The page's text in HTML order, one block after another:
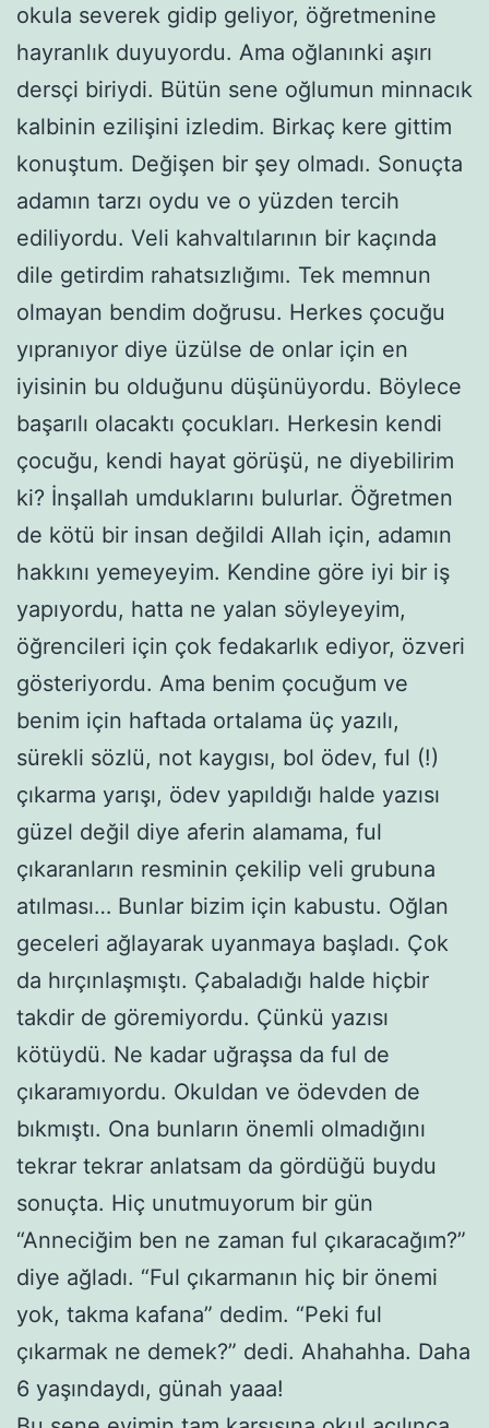
okula severek gidip geliyor, öğretmenine
hayranlık duyuyordu. Ama oğlanınki aşırı
dersçi biriydi. Bütün sene oğlumun minnacık
kalbinin ezilişini izledim. Birkaç kere gittim
konuştum. Değişen bir şey olmadı. Sonuçta
adamın tarzı oydu ve o yüzden tercih
ediliyordu. Veli kahvaltılarının bir kaçında
dile getirdim rahatsızlığımı. Tek memnun
olmayan bendim doğrusu. Herkes çocuğu
yıpranıyor diye üzülse de onlar için en
iyisinin bu olduğunu düşünüyordu. Böylece
başarılı olacaktı çocukları. Herkesin kendi
çocuğu, kendi hayat görüşü, ne diyebilirim
ki? İnşallah umduklarını bulurlar. Öğretmen
de kötü bir insan değildi Allah için, adamın
hakkını yemeyeyim. Kendine göre iyi bir iş
yapıyordu, hatta ne yalan söyleyeyim,
öğrencileri için çok fedakarlık ediyor, özveri
gösteriyordu. Ama benim çocuğum ve
benim için haftada ortalama üç yazılı,
sürekli sözlü, not kaygısı, bol ödev, ful (!)
çıkarma yarışı, ödev yapıldığı halde yazısı
güzel değil diye aferin alamama, ful
çıkaranların resminin çekilip veli grubuna
atılması… Bunlar bizim için kabustu. Oğlan
geceleri ağlayarak uyanmaya başladı. Çok
da hırçınlaşmıştı. Çabaladığı halde hiçbir
takdir de göremiyordu. Çünkü yazısı
kötüydü. Ne kadar uğraşsa da ful de
çıkaramıyordu. Okuldan ve ödevden de
bıkmıştı. Ona bunların önemli olmadığını
tekrar tekrar anlatsam da gördüğü buydu
sonuçta. Hiç unutmuyorum bir gün
“Anneciğim ben ne zaman ful çıkaracağım?”
diye ağladı. “Ful çıkarmanın hiç bir önemi
yok, takma kafana” dedim. “Peki ful
çıkarmak ne demek?” dedi. Ahahahha. Daha
6 yaşındaydı, günah yaaa!